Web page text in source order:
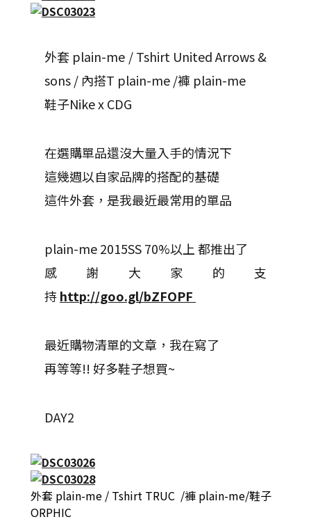
外套 plain-me / Tshirt United Arrows &
sons / 內搭T plain-me /褲 plain-me
鞋子Nike x CDG
在選購單品還沒大量入手的情況下
這幾週以自家品牌的搭配的基礎
這件外套，是我最近最常用的單品
plain-me 2015SS 70%以上 都推出了
感謝大家的支
持http://goo.gl/bZFOPF
最近購物清單的文章，我在寫了
再等等!! 好多鞋子想買~
DAY2
外套 plain-me / Tshirt TRUC /褲 plain-me/鞋子
ORPHIC